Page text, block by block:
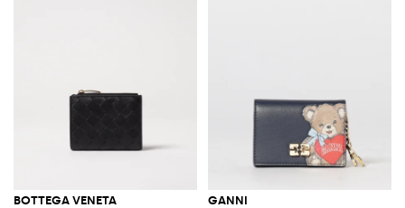
BOTTEGA VENETA GANNI